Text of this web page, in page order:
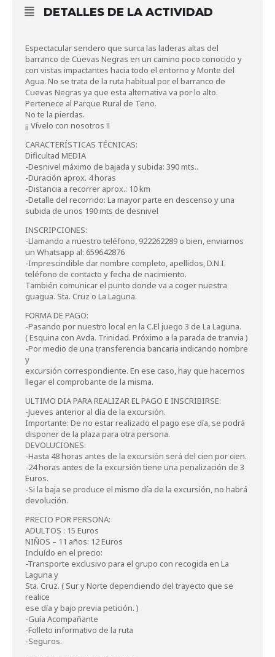
DETALLES DE LA ACTIVIDAD
Espectacular sendero que surca las laderas altas del
barranco de Cuevas Negras en un camino poco conocido y
con vistas impactantes hacia todo el entorno y Monte del
Agua. No se trata de la ruta habitual por el barranco de
Cuevas Negras ya que esta alternativa va por lo alto.
Pertenece al Parque Rural de Teno.
No te la pierdas.
¡¡ Vívelo con nosotros !!
CARACTERÍSTICAS TÉCNICAS:
Dificultad MEDIA
-Desnivel máximo de bajada y subida: 390 mts..
-Duración aprox. 4 horas
-Distancia a recorrer aprox.: 10 km
-Detalle del recorrido: La mayor parte en descenso y una
subida de unos 190 mts de desnivel
INSCRIPCIONES:
-Llamando a nuestro teléfono, 922262289 o bien, enviarnos
un Whatsapp al: 659642876
-Imprescindible dar nombre completo, apellidos, D.N.I.
teléfono de contacto y fecha de nacimiento.
También comunicar el punto donde va a coger nuestra
guagua. Sta. Cruz o La Laguna.
FORMA DE PAGO:
-Pasando por nuestro local en la C.El juego 3 de La Laguna.
( Esquina con Avda. Trinidad. Próximo a la parada de tranvia )
-Por medio de una transferencia bancaria indicando nombre
y
excursión correspondiente. En ese caso, hay que hacernos
llegar el comprobante de la misma.
ULTIMO DIA PARA REALIZAR EL PAGO E INSCRIBIRSE:
-Jueves anterior al día de la excursión.
Importante: De no estar realizado el pago ese día, se podrá
disponer de la plaza para otra persona.
DEVOLUCIONES:
-Hasta 48 horas antes de la excursión será del cien por cien.
-24 horas antes de la excursión tiene una penalización de 3
Euros.
-Si la baja se produce el mismo día de la excursión, no habrá
devolución.
PRECIO POR PERSONA:
ADULTOS : 15 Euros
NIÑOS – 11 años: 12 Euros
Incluído en el precio:
-Transporte exclusivo para el grupo con recogida en La
Laguna y
Sta. Cruz. ( Sur y Norte dependiendo del trayecto que se
realice
ese día y bajo previa petición. )
-Guía Acompañante
-Folleto informativo de la ruta
-Seguros.